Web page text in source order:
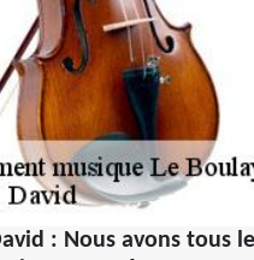
: Nous avons tous